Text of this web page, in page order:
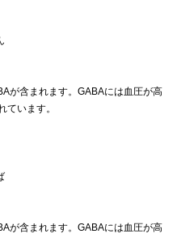
が含まれます。GABAには血圧が高
ています。
が含まれます。GABAには血圧が高